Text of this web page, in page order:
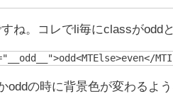
ね。コレでli毎にclassがodd
oddの時に背景色が変わるよ